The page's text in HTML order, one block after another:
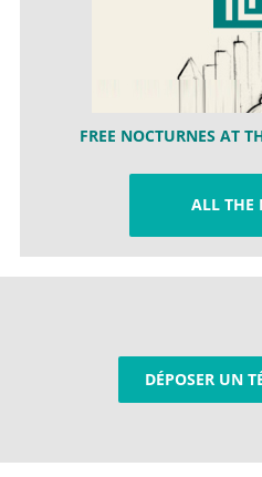
FREE NOCTURNES AT
ALL THE
DÉPOSER UN